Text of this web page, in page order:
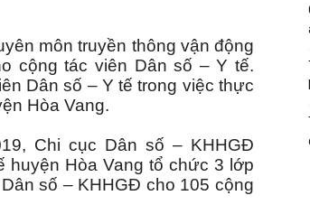
môn truyền thông vận động
cộng tác viên Dân số – Y tế.
Dân số – Y tế trong việc thực
Hòa Vang.
Chi cục Dân số – KHHGĐ
huyện Hòa Vang tổ chức 3 lớp
số – KHHGĐ cho 105 cộng